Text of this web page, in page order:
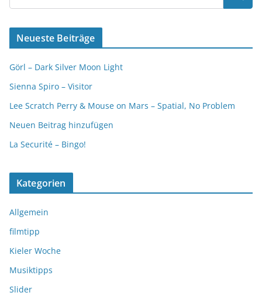
Neueste Beiträge
Görl – Dark Silver Moon Light
Sienna Spiro – Visitor
Lee Scratch Perry & Mouse on Mars – Spatial, No Problem
Neuen Beitrag hinzufügen
La Securité – Bingo!
Kategorien
Allgemein
filmtipp
Kieler Woche
Musiktipps
Slider